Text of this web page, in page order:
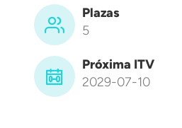
Plazas
5
Próxima ITV
2029-07-10